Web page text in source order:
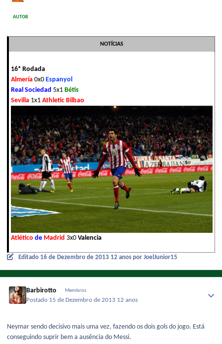
AUTOR
NOTÍCIAS
16ª Rodada
Almería 0x0 Espanyol
Real Sociedad 5x1 Bétis
Sevilla 1x1 Athletic Bilbao
Atlético de Madrid 3x0 Valencia
Editado 16 de Dezembro de 2013 12 anos por JoelJunior15
Barbirotto Membros
Postado 15 de Dezembro de 2013 12 anos
Neymar sendo decisivo mais uma vez, fazendo os dois gols do jogo. Está
conseguindo suprir bem a ausência do Messi.